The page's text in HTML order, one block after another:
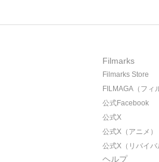
Filmarks
Filmarks Store
FILMAGA（フィ
公式Facebook
公式X
公式X（アニメ）
公式X（リバイバ
ヘルプ